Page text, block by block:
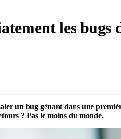
les bugs
un bug gênant dans une
? Pas le moins du monde.